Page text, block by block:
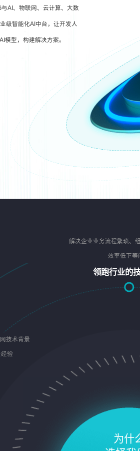
AI、物联网、云计算、大数
级智能化AI中台，让开发人
模型，构建解决方案。
为什
技术背景
验
解决企业业务流程繁琐、
效率低下等
领跑行业的